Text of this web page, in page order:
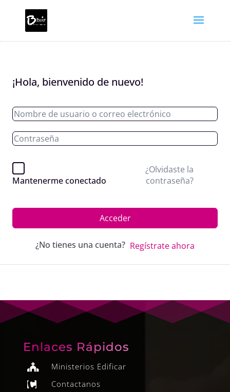
¡Hola, bienvenido de nuevo!
Mantenerme conectado
¿Olvidaste la
contraseña?
Acceder
¿No tienes una cuenta? Regístrate ahora
Enlaces Rápidos
 Ministerios Edificar
 Contactanos